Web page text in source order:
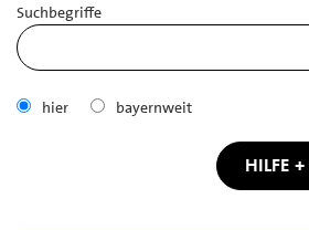
Suchbegriffe
hier bayernweit
HILFE